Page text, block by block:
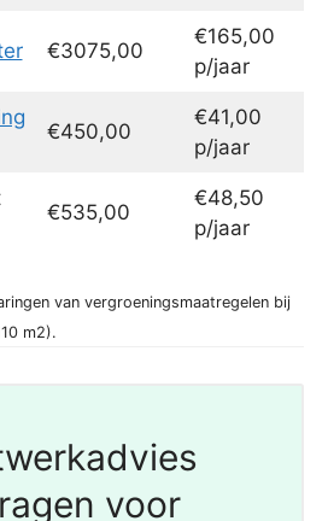
€3075,00
€165,00
p/jaar
€450,00
€41,00
p/jaar
€535,00
€48,50
p/jaar
van vergroeningsmaatregelen bij
m2).
voor